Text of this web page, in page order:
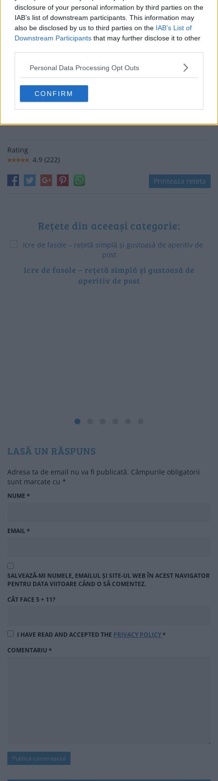
disclosure of your personal information by third parties on the
IAB’s list of downstream participants. This information may
also be disclosed by us to third parties on the IAB’s List of
Downstream Participants that may further disclose it to other
Personal Data Processing Opt Outs
CONFIRM
Rating
4.9 (222)
Printeaza reteta
Rețete din aceeași categorie:
Icre de fasole – rețetă simplă și gustoasă de
aperitiv de post
LASĂ UN RĂSPUNS
Adresa ta de email nu va fi publicată. Câmpurile obligatorii
sunt marcate cu *
NUME *
EMAIL*
SALVEAZĂ-MI NUMELE, EMAILUL ȘI SITE-UL WEB ÎN ACEST NAVIGATOR
PENTRU DATA VIITOARE CÂND O SĂ COMENTEZ.
CÂT FACE 5 + 11?
I HAVE READ AND ACCEPTED THE PRIVACY POLICY*
COMENTARIU *